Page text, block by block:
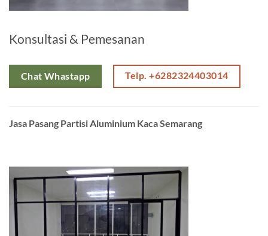
Konsultasi & Pemesanan
Chat Whastapp Telp. +6282324403014
Jasa Pasang Partisi Aluminium Kaca Semarang